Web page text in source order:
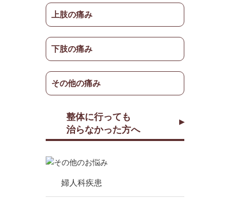
上肢の痛み
下肢の痛み
その他の痛み
整体に行っても
治らなかった方へ
婦人科疾患